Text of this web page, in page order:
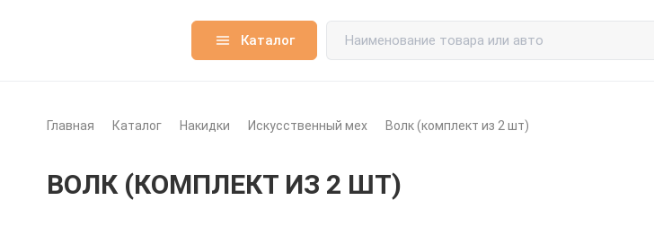
Каталог
Главная Каталог Накидки Искусственный мех Волк (комплект из 2 шт)
ВОЛК (КОМПЛЕКТ ИЗ 2 ШТ)